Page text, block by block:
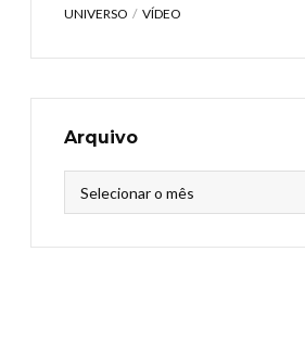
UNIVERSO VÍDEO
Arquivo